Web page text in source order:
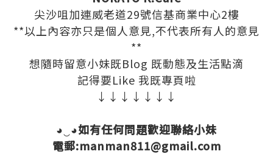
尖沙咀加連威老道29號信基商業中心2樓
**以上內容亦只是個人意見,不代表所有人的意見
**
想隨時留意小妹既Blog 既動態及生活點滴
記得要Like 我既專頁啦
↓↓↓↓↓↓↓
◕‿◕如有任何問題歡迎聯絡小妹
電郵:manman811@gmail.com